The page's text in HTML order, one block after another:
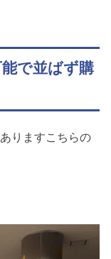
能で並ばず購
りますこちらの